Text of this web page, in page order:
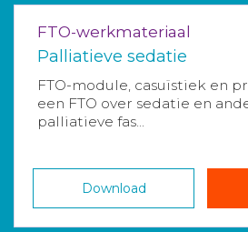
FTO-werkmateriaal
Palliatieve sedatie
FTO-module, casuïstiek en
een FTO over sedatie en
palliatieve fas...
Download